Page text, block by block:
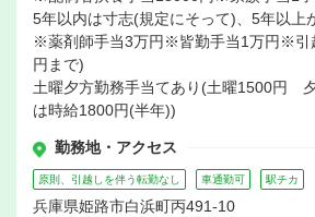
5年以内は寸志(規定にそって)、5年以上
※薬剤師手当3万円※皆勤手当1万円※引
円まで)
土曜夕方勤務手当てあり(土曜1500円
は時給1800円(半年))
勤務地・アクセス
原則、引越しを伴う転勤なし 車通勤可 駅チカ
兵庫県姫路市白浜町丙491-10